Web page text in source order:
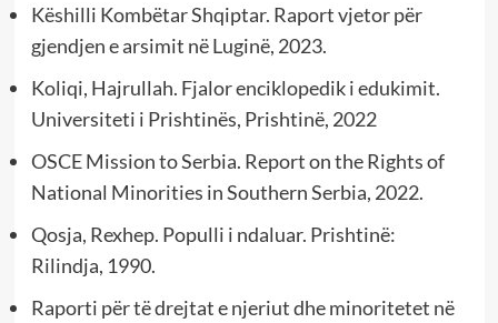
Këshilli Kombëtar Shqiptar. Raport vjetor për
gjendjen e arsimit në Luginë, 2023.
Koliqi, Hajrullah. Fjalor enciklopedik i edukimit.
Universiteti i Prishtinës, Prishtinë, 2022
OSCE Mission to Serbia. Report on the Rights of
National Minorities in Southern Serbia, 2022.
Qosja, Rexhep. Populli i ndaluar. Prishtinë:
Rilindja, 1990.
Raporti për të drejtat e njeriut dhe minoritetet në